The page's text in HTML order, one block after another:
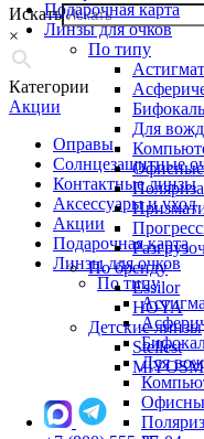
Искать
×
Категории
Акции
Оправы
Солнцезащитные
Контактные линзы
Аксессуары и уход
Акции
Подарочная карта
Линзы для очков
По типу
Для
Подарочная карта
Линзы для очков
По типу
Для
По бренду
Essilor
HOYA
Детские линзы
Stellest